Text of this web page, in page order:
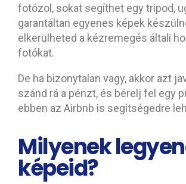
fotózol, sokat segíthet egy tripod,
garantáltan egyenes képek
elkerülheted a kézremegés általi
fotókat.
De ha bizonytalan vagy, akkor azt
szánd rá a pénzt, és bérelj fel egy
ebben az Airbnb is segítségedre
Milyenek
képeid?